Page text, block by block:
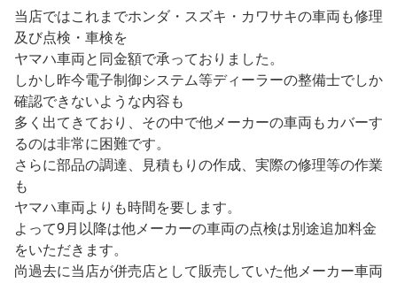
当店ではこれまでホンダ・スズキ・カワサキの車両も修理
及び点検・車検を
ヤマハ車両と同金額で承っておりました。
しかし昨今電子制御システム等ディーラーの整備士でしか
確認できないような内容も
多く出てきており、その中で他メーカーの車両もカバーす
るのは非常に困難です。
さらに部品の調達、見積もりの作成、実際の修理等の作業
も
ヤマハ車両よりも時間を要します。
よって9月以降は他メーカーの車両の点検は別途追加料金
をいただきます。
尚過去に当店が併売店として販売していた他メーカー車両